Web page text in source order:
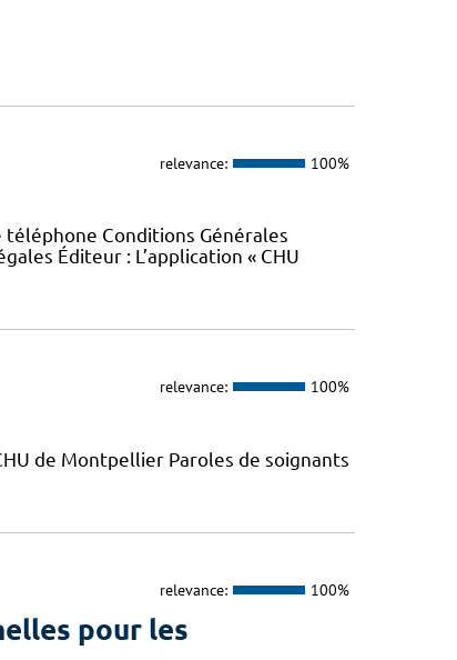
relevance: 100%
Conditions Générales
Éditeur : L’application « CHU
relevance: 100%
de Montpellier Paroles de soignants
relevance: 100%
pour les